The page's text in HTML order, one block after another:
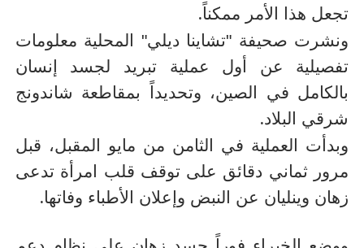
تجعل هذا الأمر ممكناً.
ونشرت صحيفة "تشاينا ديلي" المحلية معلومات
تفصيلية عن أول عملية تبريد لجسد إنسان
بالكامل في الصين، وتحديداً بمقاطعة شاندونج
شرقي البلاد.
وبدأت العملية في الثامن من مايو المقبل، قبل
مرور ثماني دقائق على توقف قلب امرأة تدعى
زهان وينليان عن النبض وإعلان الأطباء وفاتها.